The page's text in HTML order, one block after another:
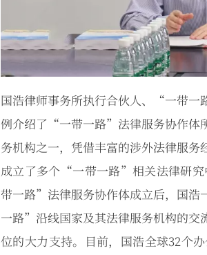
国浩律师事务所执行合伙人、“一带一
例介绍了“一带一路”法律服务协作体
务机构之一，凭借丰富的涉外法律服
成立了多个“一带一路”相关法律研
带一路”法律服务协作体成立后，国
一路”沿线国家及其法律服务机构的交
位的大力支持。目前，国浩全球32个